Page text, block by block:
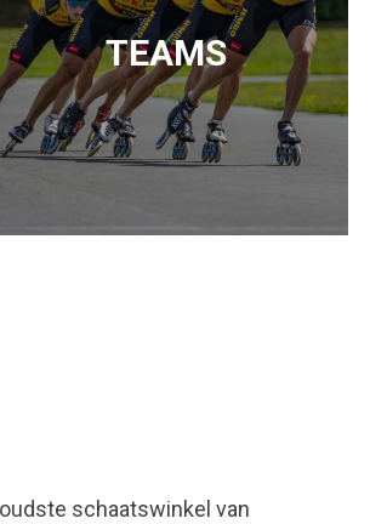
TEAMS
schaatswinkel van